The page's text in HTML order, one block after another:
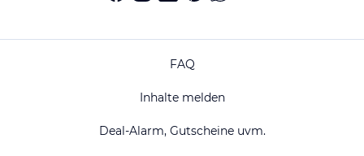
FAQ
Inhalte melden
Deal-Alarm, Gutscheine uvm.